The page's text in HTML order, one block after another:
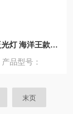
壁挂式泛光灯 海洋王款LED平台灯70W
产品型号：
末页